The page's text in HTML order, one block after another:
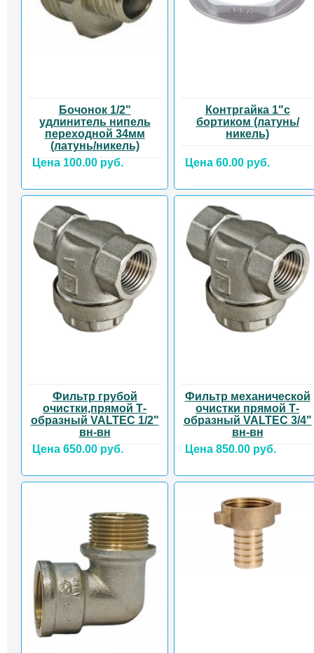
Бочонок 1/2"
удлинитель нипель
переходной 34мм
(латунь/никель)
Цена 100.00 руб.
Контргайка 1"с
бортиком (латунь/
никель)
Цена 60.00 руб.
Фильтр грубой
очистки,прямой Т-
образный VALTEC 1/2"
вн-вн
Цена 650.00 руб.
Фильтр механической
очистки прямой Т-
образный VALTEC 3/4"
вн-вн
Цена 850.00 руб.